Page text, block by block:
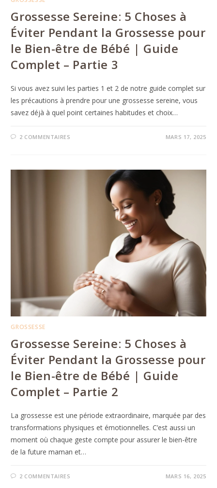
Grossesse Sereine: 5 Choses à
Éviter Pendant la Grossesse pour
le Bien-être de Bébé | Guide
Complet – Partie 3
Si vous avez suivi les parties 1 et 2 de notre guide complet sur
les précautions à prendre pour une grossesse sereine, vous
savez déjà à quel point certaines habitudes et choix…
2 COMMENTAIRES MARS 17, 2025
GROSSESSE
Grossesse Sereine: 5 Choses à
Éviter Pendant la Grossesse pour
le Bien-être de Bébé | Guide
Complet – Partie 2
La grossesse est une période extraordinaire, marquée par des
transformations physiques et émotionnelles. C’est aussi un
moment où chaque geste compte pour assurer le bien-être
de la future maman et…
2 COMMENTAIRES MARS 16, 2025